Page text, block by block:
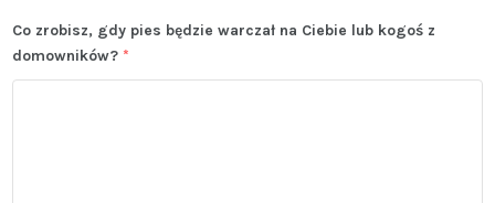
Co zrobisz, gdy pies będzie warczał na Ciebie lub kogoś z
domowników? *